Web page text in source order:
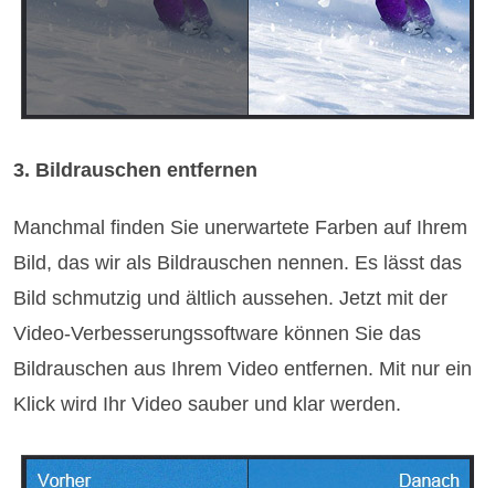
3. Bildrauschen entfernen
Manchmal finden Sie unerwartete Farben auf Ihrem
Bild, das wir als Bildrauschen nennen. Es lässt das
Bild schmutzig und ältlich aussehen. Jetzt mit der
Video-Verbesserungssoftware können Sie das
Bildrauschen aus Ihrem Video entfernen. Mit nur ein
Klick wird Ihr Video sauber und klar werden.